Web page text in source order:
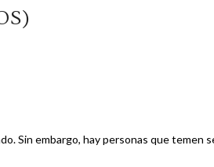
Sin embargo, hay personas que temen